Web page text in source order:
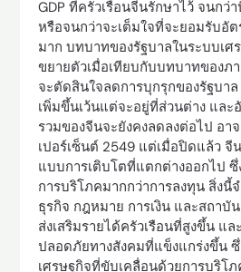
GDP ที่ครัวเรือนจีนรักษาไว้ จนกว่
หรือจนกว่าจะเต็มใจที่จะยอมรับอั
มาก บทบาทของรัฐบาลในระบบเศ
ขยายตัวเมื่อเทียบกับบทบาทของภ
จะตัดสินใจลดการบุกรุกของรัฐบา
เพิ่มขึ้นเว้นแต่จะอยู่ที่ส่วนต่าง และ
รวมของจีนจะยังคงลดลงต่อไป อา
เปอร์เซ็นต์ 2549 แต่เมื่อปิดแล้ว จี
แบบการเติบโตที่แตกต่างออกไป
การบริโภคมากกว่าการลงทุน สิ่ง
ธุรกิจ กฎหมาย การเงิน และสถาบั
ส่งเสริมรายได้ครัวเรือนที่สูงขึ้น แล
ปลอดภัยทางสังคมที่แข็งแกร่งขึ้น ซึ่
เศรษฐกิจที่ขับเคลื่อนด้วยการบริโ